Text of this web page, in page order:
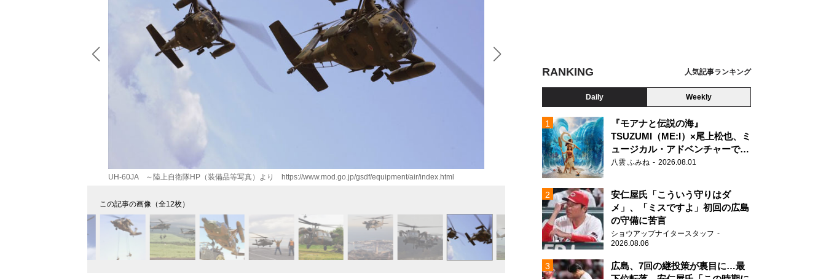
UH-60JA ～陸上自衛隊HP（装備品等写真）より https://www.mod.go.jp/gsdf/equipment/air/index.html
UH-60JA ～陸上自衛隊HP（装備品等写真）より https://www.mod.go.jp/gsdf/
この記事の画像（全12枚）
RANKING 人気記事ランキング
Daily Weekly
『モアナと伝説の海』
TSUZUMI（ME:I）×尾上松也、ミ
ュージカル・アドベンチャーで美
声を響かせる
八雲 ふみね 2026.08.01
安仁屋氏「こういう守りはダ
メ」、「ミスですよ」初回の広島
の守備に苦言
ショウアップナイタースタッフ
2026.08.06
広島、7回の継投策が裏目に…最